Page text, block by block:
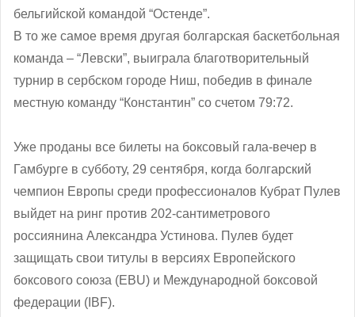
бельгийской командой “Остенде”.
В то же самое время другая болгарская баскетбольная
команда – “Левски”, выиграла благотворительный
турнир в сербском городе Ниш, победив в финале
местную команду “Константин” со счетом 79:72.
Уже проданы все билеты на боксовый гала-вечер в
Гамбурге в субботу, 29 сентября, когда болгарский
чемпион Европы среди профессионалов Кубрат Пулев
выйдет на ринг против 202-сантиметрового
россиянина Александра Устинова. Пулев будет
защищать свои титулы в версиях Европейского
боксового союза (EBU) и Международной боксовой
федерации (IBF).